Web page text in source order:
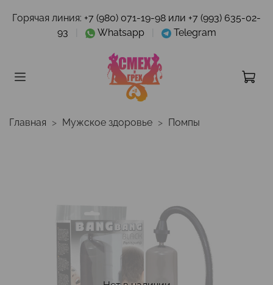
Горячая линия: +7 (980) 071-19-98 или +7 (993) 635-02-
93
Whatsapp Telegram
Главная Мужское здоровье Помпы